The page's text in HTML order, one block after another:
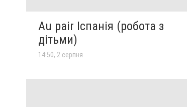
Au pair Іспанія (робота з
дітьми)
14:50, 2 серпня